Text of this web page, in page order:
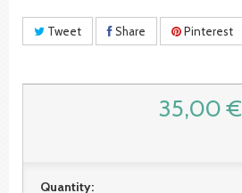
Tweet Share Pinterest
35,00 €
Quantity: